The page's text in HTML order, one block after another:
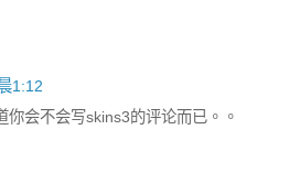
1:12
你会不会写skins3的评论而已。。